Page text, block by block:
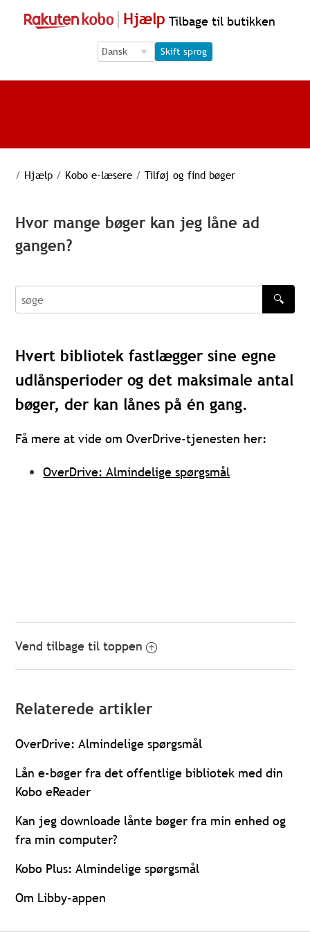
Hjælp Tilbage til butikken
Language Selection
Language Selection
Skift sprog
/ Hjælp / Kobo e-læsere / Tilføj og find bøger
Hvor mange bøger kan jeg låne ad
gangen?
søge
🔍
Hvert bibliotek fastlægger sine egne
udlånsperioder og det maksimale antal
bøger, der kan lånes på én gang.
Få mere at vide om OverDrive-tjenesten her:
OverDrive: Almindelige spørgsmål
Vend tilbage til toppen
Relaterede artikler
OverDrive: Almindelige spørgsmål
Lån e-bøger fra det offentlige bibliotek med din
Kobo eReader
Kan jeg downloade lånte bøger fra min enhed og
fra min computer?
Kobo Plus: Almindelige spørgsmål
Om Libby-appen